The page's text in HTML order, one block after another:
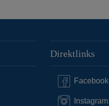
Direktlinks
Facebook
Instagram